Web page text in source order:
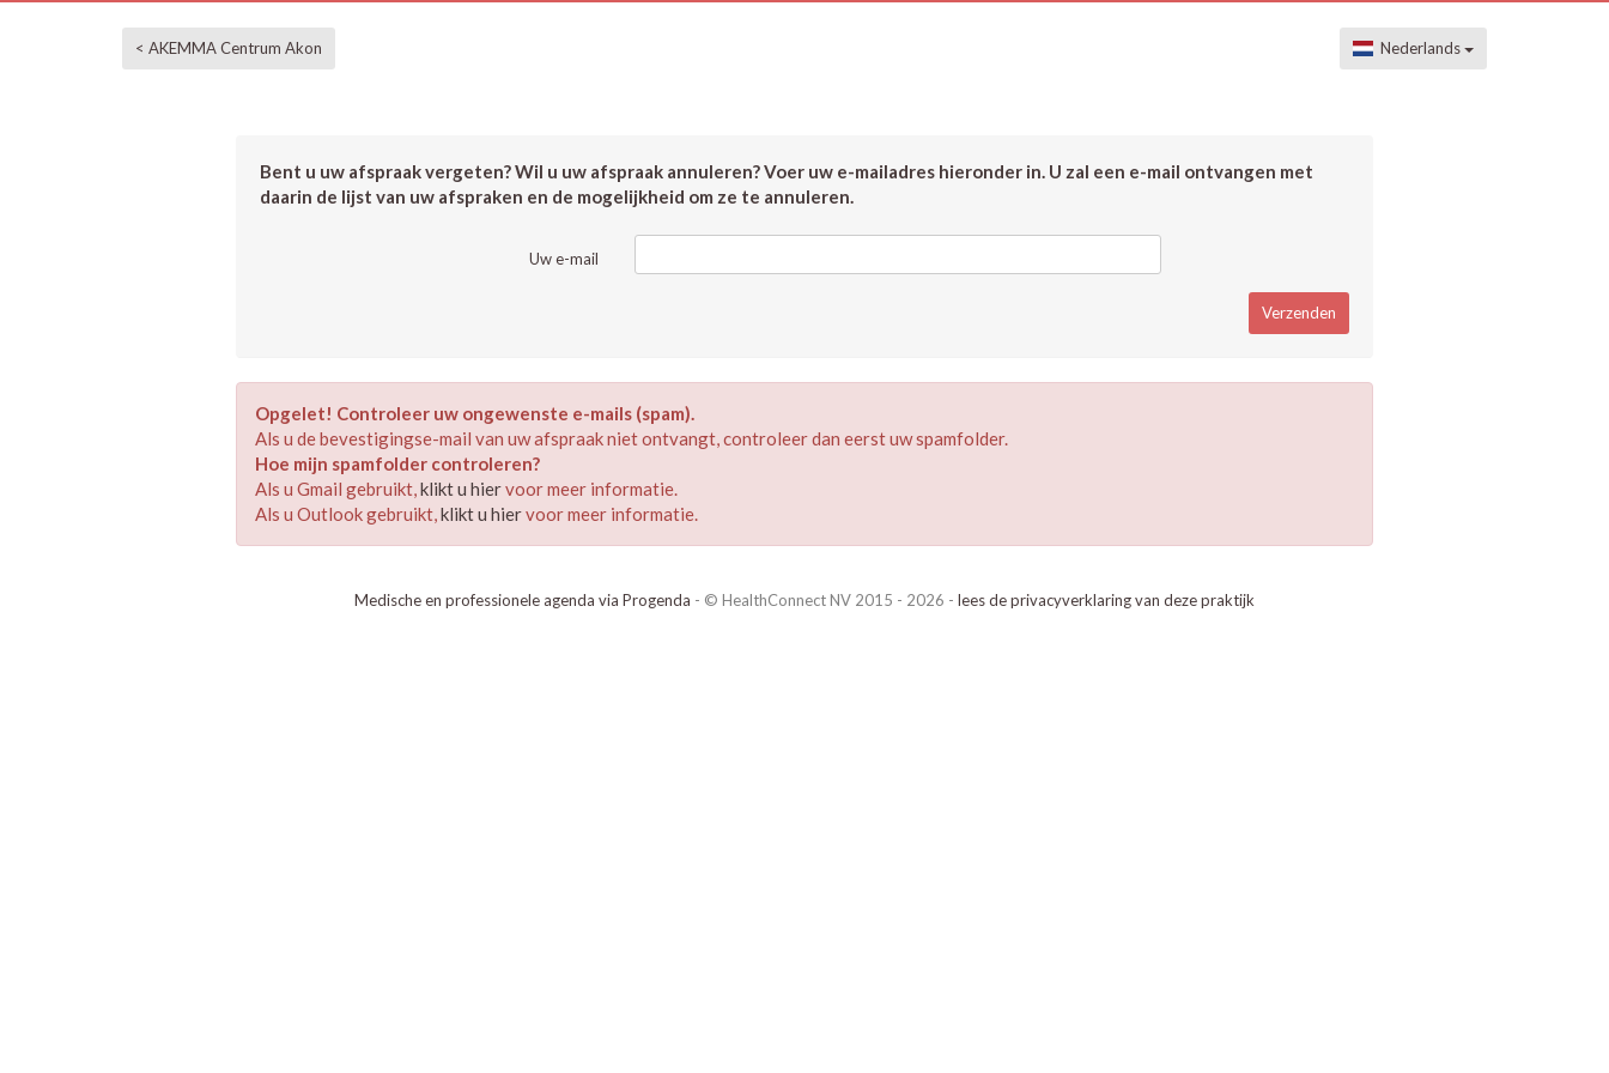
< AKEMMA Centrum Akon Nederlands
Bent u uw afspraak vergeten? Wil u uw afspraak annuleren? Voer uw e-mailadres hieronder in. U zal een e-mail ontvangen met
daarin de lijst van uw afspraken en de mogelijkheid om ze te annuleren.
Uw e-mail
Opgelet! Controleer uw ongewenste e-mails (spam).
Als u de bevestigingse-mail van uw afspraak niet ontvangt, controleer dan eerst uw spamfolder.
Hoe mijn spamfolder controleren?
Als u Gmail gebruikt,klikt u hiervoor meer informatie.
Als u Outlook gebruikt,klikt u hiervoor meer informatie.
Medische en professionele agenda via Progenda - © HealthConnect NV 2015 - 2026 - lees de privacyverklaring van deze praktijk